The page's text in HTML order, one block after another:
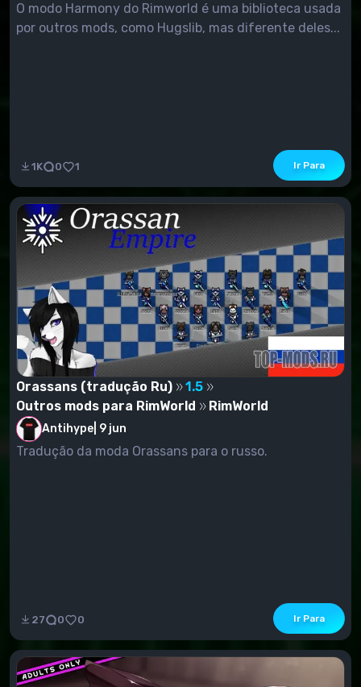
O modo Harmony do Rimworld é uma biblioteca usada
por outros mods, como Hugslib, mas diferente deles...
1K 0 1 Ir Para
Orassans (tradução Ru)
1.5
Outros mods para RimWorld
RimWorld
Antihype 9 jun
Tradução da moda Orassans para o russo.
27 0 0 Ir Para